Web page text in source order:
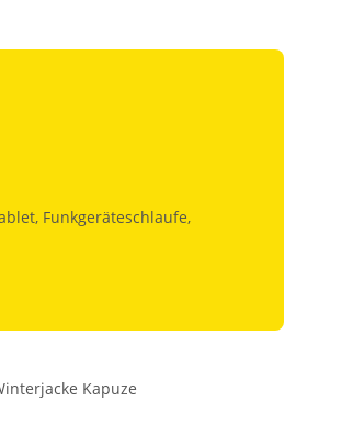
Funkgeräteschlaufe,